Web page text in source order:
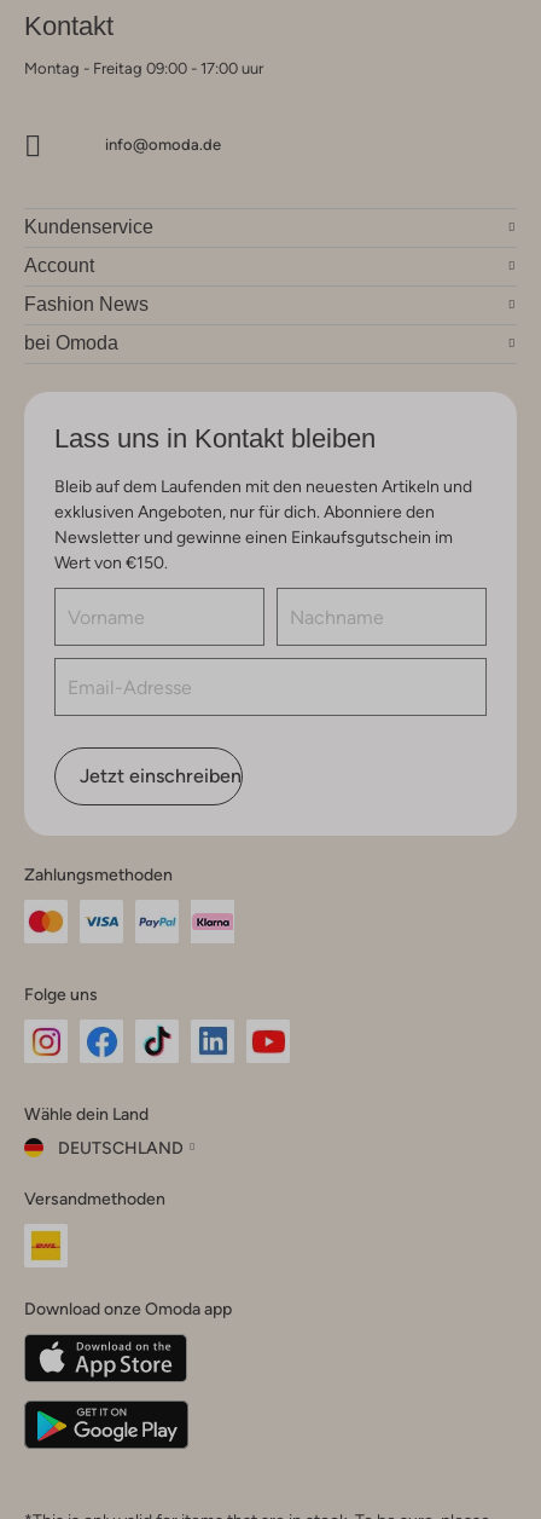
Kontakt
Montag - Freitag 09:00 - 17:00 uur
info@omoda.de
Kundenservice
Account
Fashion News
bei Omoda
Lass uns in Kontakt bleiben
Bleib auf dem Laufenden mit den neuesten Artikeln und
exklusiven Angeboten, nur für dich. Abonniere den
Newsletter und gewinne einen Einkaufsgutschein im
Wert von €150.
Jetzt einschreiben
Zahlungsmethoden
Folge uns
Instagram
Facebook
TikTok
Wähle dein Land
DEUTSCHLAND
dein
Land
Belgique(Français)
Deutschland
Versandmethoden
Download onze Omoda app